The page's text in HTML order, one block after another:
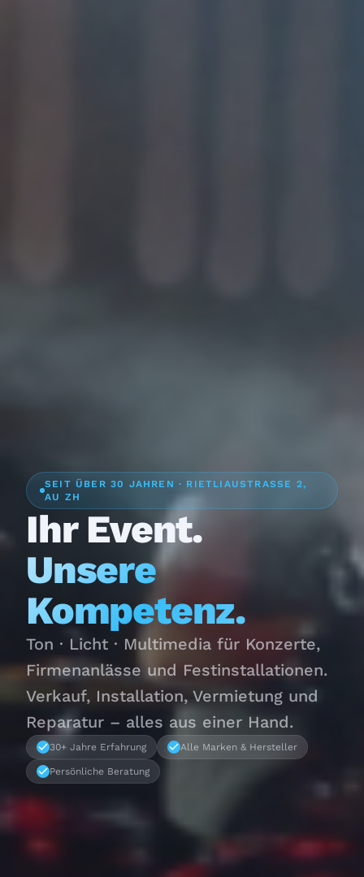
SEIT ÜBER 30 JAHREN · RIETLIAUSTRASSE 2,
AU ZH
Ihr Event.
Unsere
Kompetenz.
Ton · Licht · Multimedia für Konzerte,
Firmenanlässe und Festinstallationen.
Verkauf, Installation, Vermietung und
Reparatur – alles aus einer Hand.
30+ Jahre Erfahrung Alle Marken & Hersteller
Persönliche Beratung